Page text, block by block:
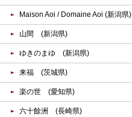
Maison Aoi / Domaine Aoi (新潟県)
山間 (新潟県)
ゆきのまゆ (新潟県)
来福 (茨城県)
楽の世 (愛知県)
六十餘洲 (長崎県)